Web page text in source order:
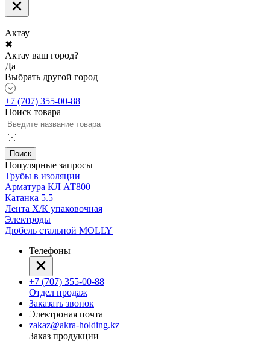
Актау
✖
Актау ваш город?
Да
Выбрать другой город
+7 (707) 355-00-88
Поиск товара
Поиск
Популярные запросы
Трубы в изоляции
Арматура КЛ АТ800
Катанка 5.5
Лента Х/К упаковочная
Электроды
Дюбель стальной MOLLY
Телефоны
+7 (707) 355-00-88
Отдел продаж
Заказать звонок
Электроная почта
zakaz@akra-holding.kz
Заказ продукции